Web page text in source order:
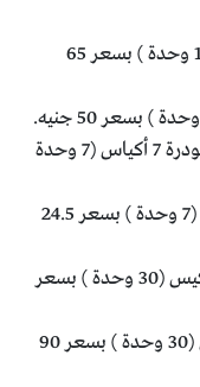
– داونوبرازول 40/1100 مجم 14 كبسولة (1 وحدة ) بسعر 65
– داونوبرازول اكياس فوار 40/1680مجم بودرة 7 أكياس (7 وحدة
-داونوبرازول 20/1680مجم بودر 7 أكياس (7 وحدة ) بسعر 24.5
– داونوبرازول اكياس 40/1680 بودرة 30 كيس (30 وحدة ) بسعر
-داونوبرازول 20/1680مجم بودر 30 كيس (30 وحدة ) بسعر 90